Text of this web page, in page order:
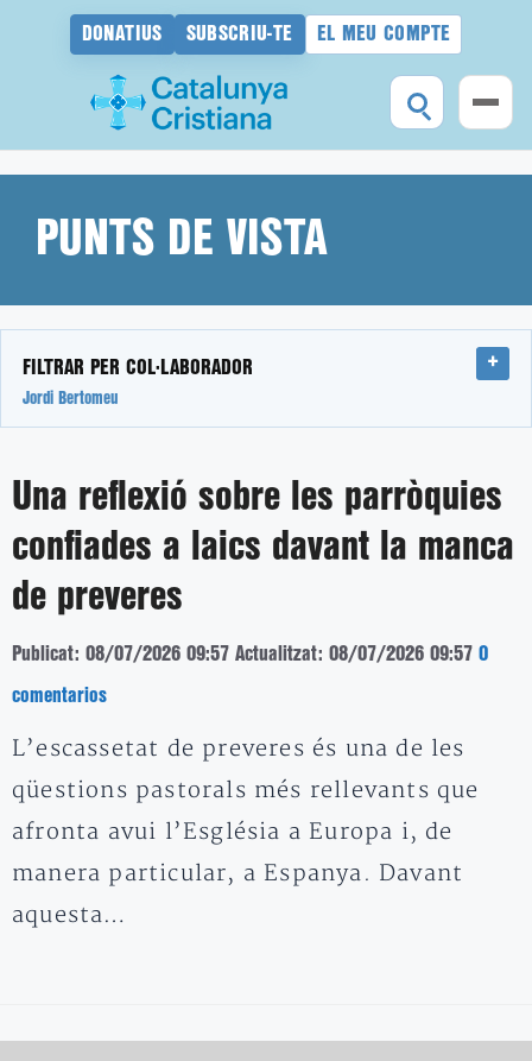
DONATIUS SUBSCRIU-TE EL MEU COMPTE
contingutPUNTS DE VISTA
FILTRAR PER COL·LABORADOR
Jordi Bertomeu
Una reflexió sobre les parròquies
confiades a laics davant la manca
de preveres
Publicat: 08/07/2026 09:57 Actualitzat: 08/07/2026 09:57 0
comentarios
L’escassetat de preveres és una de les
qüestions pastorals més rellevants que
afronta avui l’Església a Europa i, de
manera particular, a Espanya. Davant
aquesta…